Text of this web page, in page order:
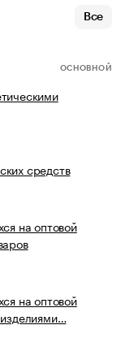
Все
ОСНОВНОЙ
средств
на оптовой
на оптовой